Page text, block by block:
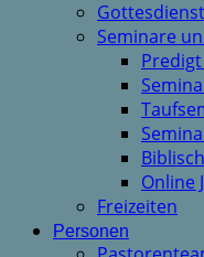
Gottesdienst
Seminare
Online
Freizeiten
Personen